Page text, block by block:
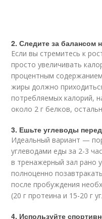
2. Следите за балансом
Если вы стремитесь к
просто увеличивать
процентным
жиры должно
потребляемых калорий,
около 2 г белков,
3. Ешьте углеводы
Идеальный вариант —
углеводами еды за 2-3
в тренажерный зал рано
полноценно
после пробуждения
(20 г протеина и 15-20 г
4. Используйте